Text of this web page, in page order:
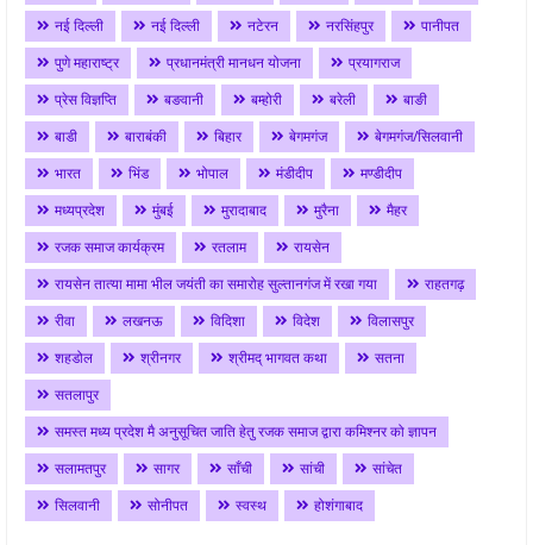
नई दिल्ली
नई दिल्ली नटेरन नरसिंहपुर
पानीपत
पुणे महाराष्ट्र
प्रधानमंत्री मानधन योजना
प्रयागराज
प्रेस विज्ञप्ति
बङवानी बम्होरी बरेली
बाङी
बाडी
बाराबंकी बिहार बेगमगंज
बेगमगंज/सिलवानी
भारत
भिंड भोपाल मंडीदीप
मण्डीदीप
मध्यप्रदेश
मुंबई मुरादाबाद मुरैना
मैहर
रजक समाज कार्यक्रम
रतलाम
रायसेन
रायसेन तात्या मामा भील जयंती का समारोह सुल्तानगंज में रखा गया
राहतगढ़
रीवा
लखनऊ विदिशा विदेश
विलासपुर
शहडोल
श्रीनगर श्रीमद् भागवत कथा
सतना
सतलापुर
समस्त मध्य प्रदेश मै अनुसूचित जाति हेतु रजक समाज द्वारा कमिश्नर को ज्ञापन
सलामतपुर
सागर साँची सांची
सांचेत
सिलवानी
सोनीपत स्वस्थ होशंगाबाद